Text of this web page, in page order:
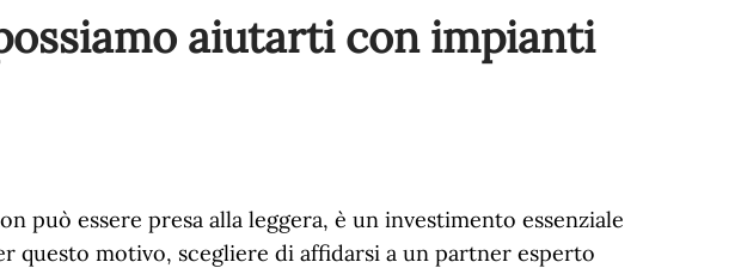
aiutarti con impianti
può essere presa alla leggera, è un investimento essenziale
questo motivo, scegliere di affidarsi a un partner esperto